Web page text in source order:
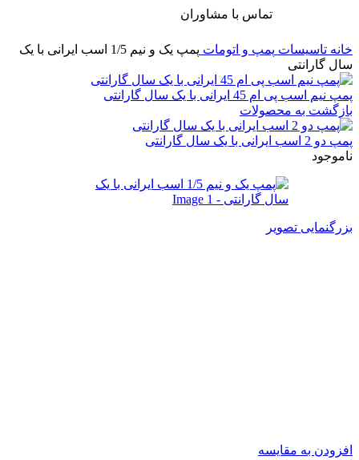
تماس با مشاوران
خانه تاسیسات پمپ و اتومات
پمپ یک و نیم 1/5 اسب ایرانی با یک
سال گارانتی
پمپ نیم اسب پی ام 45 ایرانی با یک سال گارانتی
بازگشت به محصولات
پمپ دو 2 اسب ایرانی با یک سال گارانتی
ناموجود
بزرگنمایی تصویر
افزودن به مقایسه